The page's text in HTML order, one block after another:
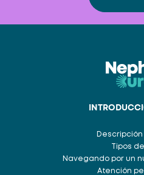
Tipos de
Navegando por un
Atención